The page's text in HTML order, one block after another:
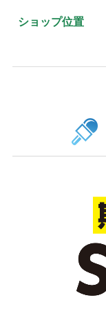
ショップ位置